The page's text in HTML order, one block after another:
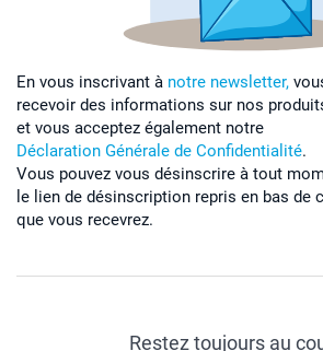
En vous inscrivant à notre newsletter,
recevoir des informations sur nos
et vous acceptez également notre
Déclaration Générale de Confidentialité.
Vous pouvez vous désinscrire à tout
le lien de désinscription repris en bas de
que vous recevrez.
Restez toujours au